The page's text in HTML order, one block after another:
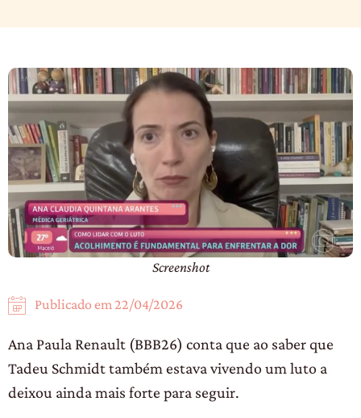
Screenshot
Publicado em22/04/2026
Ana Paula Renault (BBB26) conta que ao saber que
Tadeu Schmidt também estava vivendo um luto a
deixou ainda mais forte para seguir.